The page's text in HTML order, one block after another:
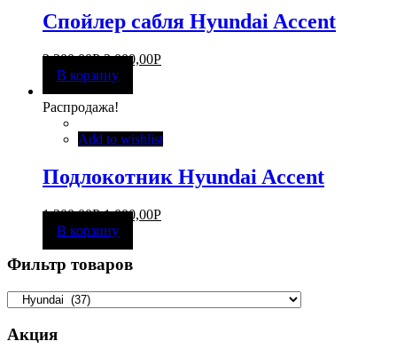
Спойлер сабля Hyundai Accent
2 200,00Р 2 000,00Р
В корзину
Распродажа!
Add to wishlist
Подлокотник Hyundai Accent
1 300,00Р 1 000,00Р
В корзину
Фильтр товаров
Акция